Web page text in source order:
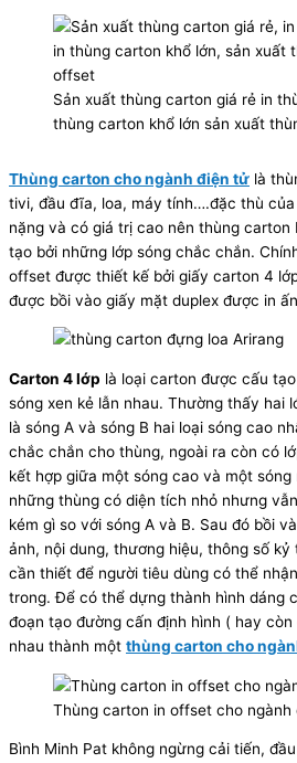
Sản xuất thùng carton giá rẻ in
thùng carton khổ lớn sản xuất
Thùng carton cho ngành điện tử là
tivi, đầu đĩa, loa, máy tính….đặc thù
nặng và có giá trị cao nên thùng carton
tạo bởi những lớp sóng chắc chắn.
offset được thiết kế bởi giấy carton 4
được bồi vào giấy mặt duplex được in
Carton 4 lớp là loại carton được cấu
sóng xen kẻ lẫn nhau. Thường thấy hai
là sóng A và sóng B hai loại sóng cao
chắc chắn cho thùng, ngoài ra còn có
kết hợp giữa một sóng cao và một
những thùng có diện tích nhỏ nhưng
kém gì so với sóng A và B. Sau đó bồi
ảnh, nội dung, thương hiệu, thông số
cần thiết để người tiêu dùng có thể
trong. Để có thể dựng thành hình dáng
đoạn tạo đường cấn định hình ( hay
nhau thành một thùng carton cho
Thùng carton in offset cho ngành
Bình Minh Pat không ngừng cải tiến,